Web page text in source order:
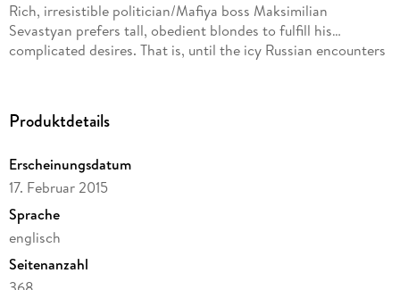
Rich, irresistible politician/Mafiya boss Maksimilian
Sevastyan prefers tall, obedient blondes to fulfill his…
complicated desires. That is, until the icy Russian encounters
Catarina Marín was a well-off young wife until her world fell
apart. Now she's hiding out, forced to start working as an
escort in Miami. Her very first client is beyond gorgeous, but
when he tells her what he plans to do to her, Cat almost
Produktdetails
Erscheinungsdatum
17. Februar 2015
Sprache
englisch
Seitenanzahl